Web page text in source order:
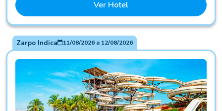
Ver Hotel
Zarpo Indica 11/08/2026a 12/08/2026